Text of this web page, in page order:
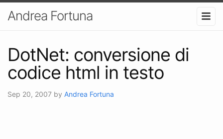
Andrea Fortuna
DotNet: conversione di
codice html in testo
Sep 20, 2007 by Andrea Fortuna